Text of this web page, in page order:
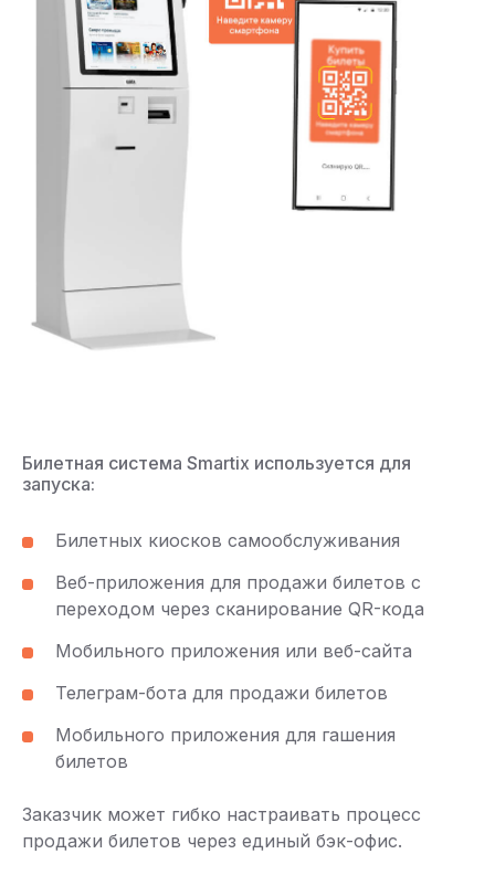
Билетная система Smartix используется для
запуска:
Билетных киосков самообслуживания
Веб-приложения для продажи билетов с
переходом через сканирование QR-кода
Мобильного приложения или веб-сайта
Телеграм-бота для продажи билетов
Мобильного приложения для гашения
билетов
Заказчик может гибко настраивать процесс
продажи билетов через единый бэк-офис.